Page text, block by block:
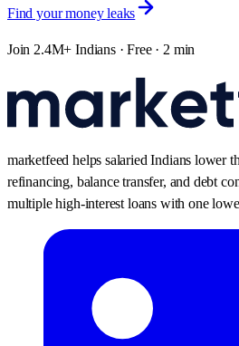
Find your money leaks
Join 2.4M+ Indians · Free · 2 min
marketfeed helps salaried Indians lower
refinancing, balance transfer, and debt
multiple high-interest loans with one